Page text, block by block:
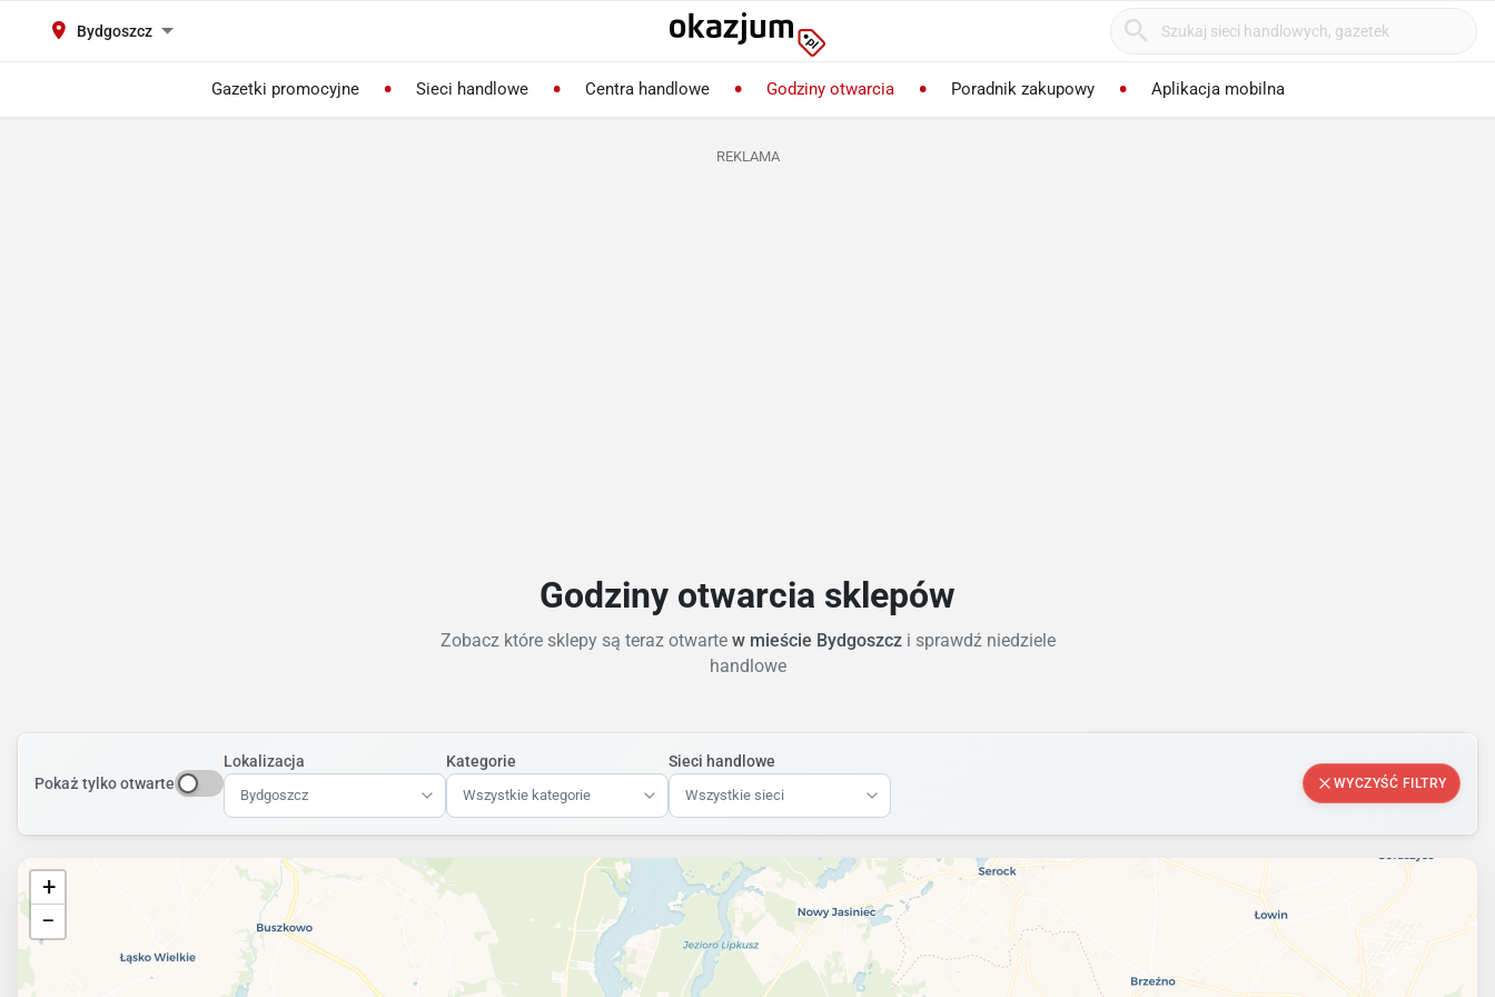
Bydgoszcz
Gazetki promocyjne Sieci handlowe Centra handlowe Godziny otwarcia Poradnik zakupowy Aplikacja mobilna
REKLAMA
Godziny otwarcia sklepów
Zobacz które sklepy są teraz otwartew mieście Bydgoszcz i sprawdź niedziele
handlowe
Pokaż tylko otwarte
Lokalizacja
Bydgoszcz
Kategorie
Wszystkie kategorie
Sieci handlowe
Wszystkie sieci
WYCZYŚĆ FILTRY
+
−